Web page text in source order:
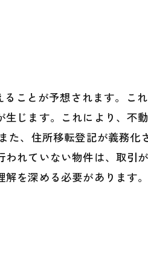
ことが予想されます。こ
じます。これにより、不
、住所移転登記が義務化
れていない物件は、取引
を深める必要があります